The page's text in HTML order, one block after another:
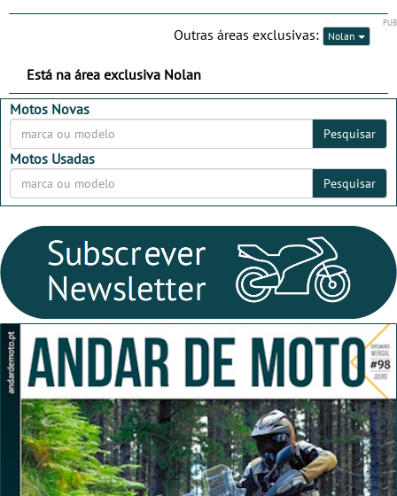
Outras áreas exclusivas: Nolan
Está na área exclusiva Nolan
Motos Novas
Pesquisar
Motos Usadas
Pesquisar